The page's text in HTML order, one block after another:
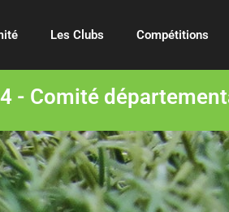
Les Clubs Compétitions
- Comité